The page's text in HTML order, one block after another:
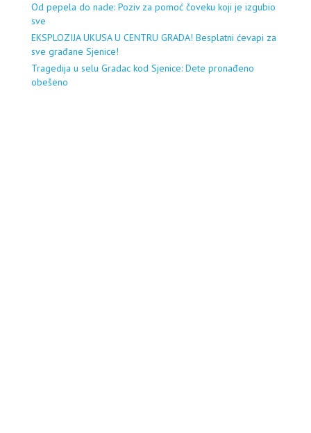
Od pepela do nade: Poziv za pomoć čoveku koji je izgubio
sve
EKSPLOZIJA UKUSA U CENTRU GRADA! Besplatni ćevapi za
sve građane Sjenice!
Tragedija u selu Gradac kod Sjenice: Dete pronađeno
obešeno